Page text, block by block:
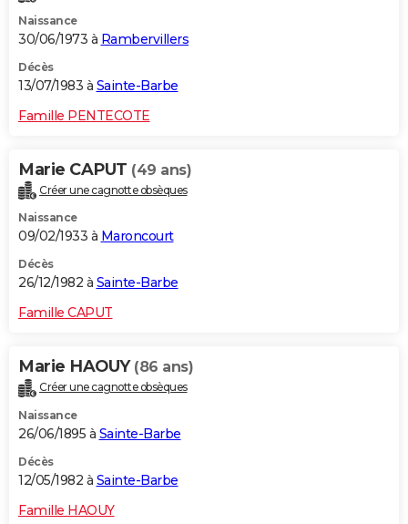
Naissance
30/06/1973 à Rambervillers
Décès
13/07/1983 à Sainte-Barbe
Famille PENTECOTE
Marie CAPUT (49 ans)
Créer une cagnotte obsèques
Naissance
09/02/1933 à Maroncourt
Décès
26/12/1982 à Sainte-Barbe
Famille CAPUT
Marie HAOUY (86 ans)
Créer une cagnotte obsèques
Naissance
26/06/1895 à Sainte-Barbe
Décès
12/05/1982 à Sainte-Barbe
Famille HAOUY